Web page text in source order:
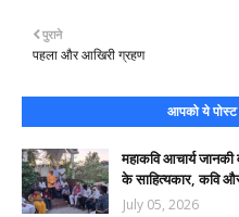
पुराने
पहला और आखिरी ग्रहण
आपको ये
महाकवि आचार्य
के साहित्यकार, कवि
July 05, 2026